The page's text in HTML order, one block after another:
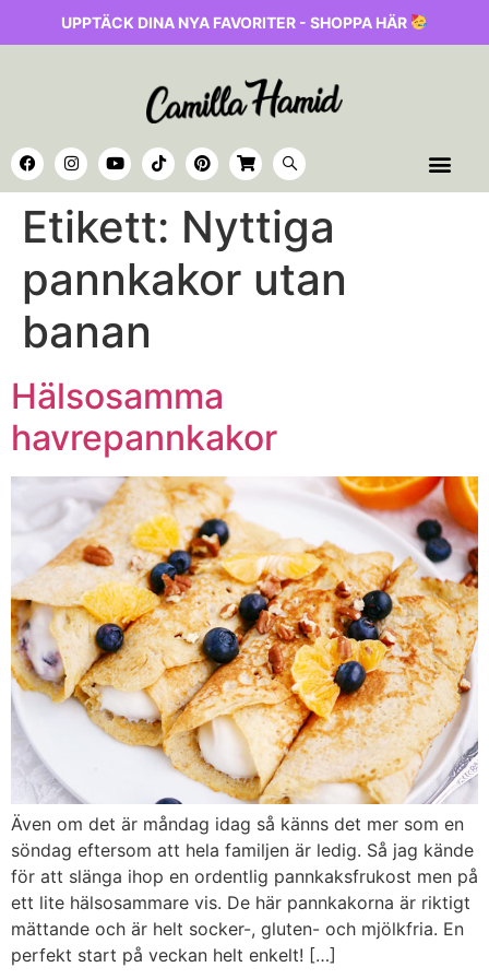
UPPTÄCK DINA NYA FAVORITER - SHOPPA HÄR
Etikett: Nyttiga
pannkakor utan
banan
Hälsosamma
havrepannkakor
Även om det är måndag idag så känns det mer som en
söndag eftersom att hela familjen är ledig. Så jag kände
för att slänga ihop en ordentlig pannkaksfrukost men på
ett lite hälsosammare vis. De här pannkakorna är riktigt
mättande och är helt socker-, gluten- och mjölkfria. En
perfekt start på veckan helt enkelt! […]